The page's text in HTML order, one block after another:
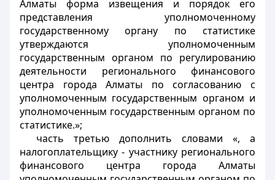
Алматы форма извещения и порядок его
представления уполномоченному
государственному органу по статистике
утверждаются уполномоченным
государственным органом по регулированию
деятельности регионального финансового
центра города Алматы по согласованию с
уполномоченным государственным органом и
уполномоченным государственным органом по
статистике.»;
часть третью дополнить словами «, а
налогоплательщику - участнику регионального
финансового центра города Алматы